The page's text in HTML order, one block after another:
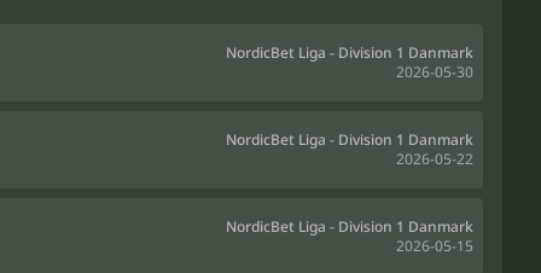
NordicBet Liga - Division 1 Danmark
2026-05-30
NordicBet Liga - Division 1 Danmark
2026-05-22
NordicBet Liga - Division 1 Danmark
2026-05-15